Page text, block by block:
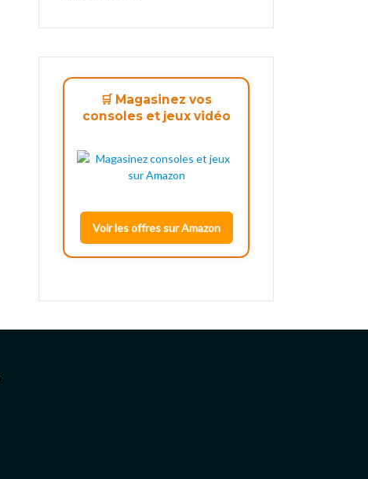
🛒 Magasinez vos
consoles et jeux vidéo
Voir les offres sur Amazon